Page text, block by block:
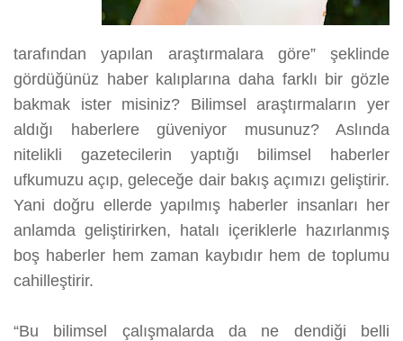
tarafından yapılan araştırmalara göre” şeklinde
gördüğünüz haber kalıplarına daha farklı bir gözle
bakmak ister misiniz? Bilimsel araştırmaların yer
aldığı haberlere güveniyor musunuz? Aslında
nitelikli gazetecilerin yaptığı bilimsel haberler
ufkumuzu açıp, geleceğe dair bakış açımızı geliştirir.
Yani doğru ellerde yapılmış haberler insanları her
anlamda geliştirirken, hatalı içeriklerle hazırlanmış
boş haberler hem zaman kaybıdır hem de toplumu
cahilleştirir.
“Bu bilimsel çalışmalarda da ne dendiği belli